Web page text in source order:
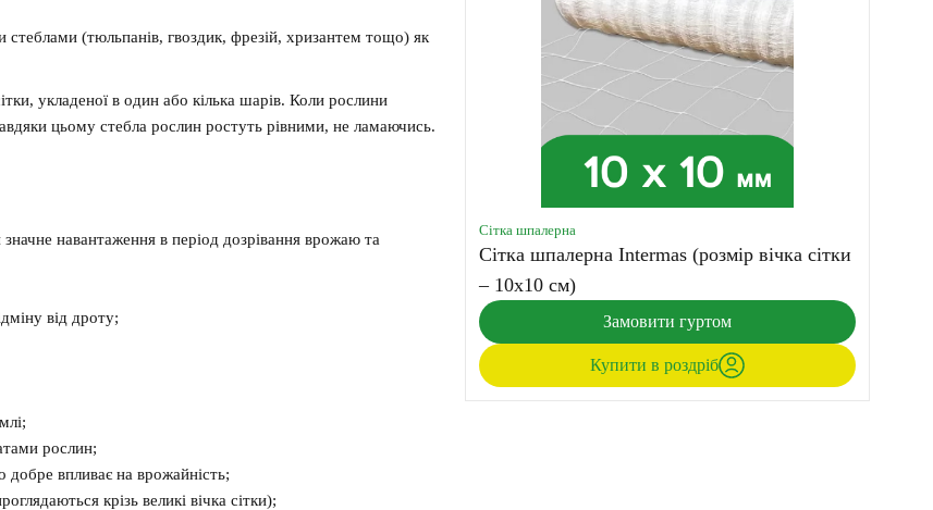
стеблами (тюльпанів, гвоздик, фрезій, хризантем тощо) як
укладеної в один або кілька шарів. Коли рослини
цьому стебла рослин ростуть рівними, не ламаючись.
навантаження в період дозрівання врожаю та
від дроту;
рослин;
добре впливає на врожайність;
крізь великі вічка сітки);
Сітка шпалерна
Сітка шпалерна Intermas (розмір вічка сітки
– 10х10 см)
Замовити гуртом
Купити в роздріб